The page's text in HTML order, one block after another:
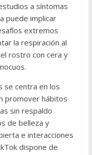
a síntomas
puede implicar
extremos
la respiración al
rostro con cera y
se centra en los
promover hábitos
sin respaldo
de belleza y
e interacciones
dispone de